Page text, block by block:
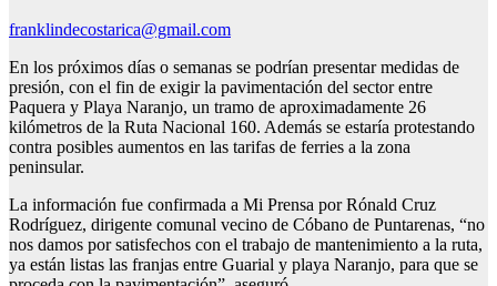
franklindecostarica@gmail.com
En los próximos días o semanas se podrían presentar medidas de
presión, con el fin de exigir la pavimentación del sector entre
Paquera y Playa Naranjo, un tramo de aproximadamente 26
kilómetros de la Ruta Nacional 160. Además se estaría protestando
contra posibles aumentos en las tarifas de ferries a la zona
peninsular.
La información fue confirmada a Mi Prensa por Rónald Cruz
Rodríguez, dirigente comunal vecino de Cóbano de Puntarenas, “no
nos damos por satisfechos con el trabajo de mantenimiento a la ruta,
ya están listas las franjas entre Guarial y playa Naranjo, para que se